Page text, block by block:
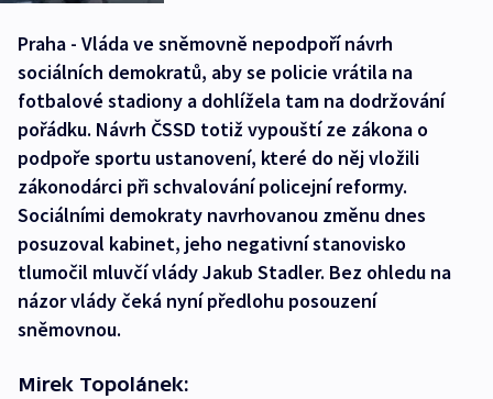
Praha - Vláda ve sněmovně nepodpoří návrh
sociálních demokratů, aby se policie vrátila na
fotbalové stadiony a dohlížela tam na dodržování
pořádku. Návrh ČSSD totiž vypouští ze zákona o
podpoře sportu ustanovení, které do něj vložili
zákonodárci při schvalování policejní reformy.
Sociálními demokraty navrhovanou změnu dnes
posuzoval kabinet, jeho negativní stanovisko
tlumočil mluvčí vlády Jakub Stadler. Bez ohledu na
názor vlády čeká nyní předlohu posouzení
sněmovnou.
Mirek Topolánek: